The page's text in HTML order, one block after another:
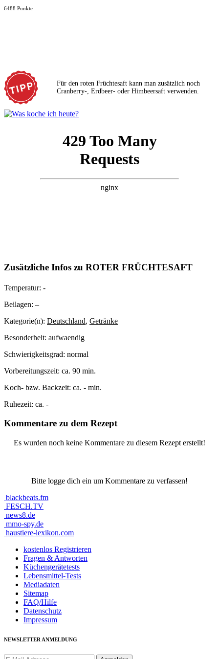
6488 Punkte
Für den roten Früchtesaft kann man zusätzlich noch
Cranberry-, Erdbeer- oder Himbeersaft verwenden.
Zusätzliche Infos zu ROTER FRÜCHTESAFT
Temperatur: -
Beilagen: –
Kategorie(n): Deutschland, Getränke
Besonderheit: aufwaendig
Schwierigkeitsgrad: normal
Vorbereitungszeit: ca. 90 min.
Koch- bzw. Backzeit: ca. - min.
Ruhezeit: ca. -
Kommentare zu dem Rezept
Es wurden noch keine Kommentare zu diesem Rezept erstellt!
Bitte logge dich ein um Kommentare zu verfassen!
blackbeats.fm
FESCH.TV
news8.de
mmo-spy.de
haustiere-lexikon.com
kostenlos Registrieren
Fragen & Antworten
Küchengerätetests
Lebensmittel-Tests
Mediadaten
Sitemap
FAQ/Hilfe
Datenschutz
Impressum
NEWSLETTER ANMELDUNG